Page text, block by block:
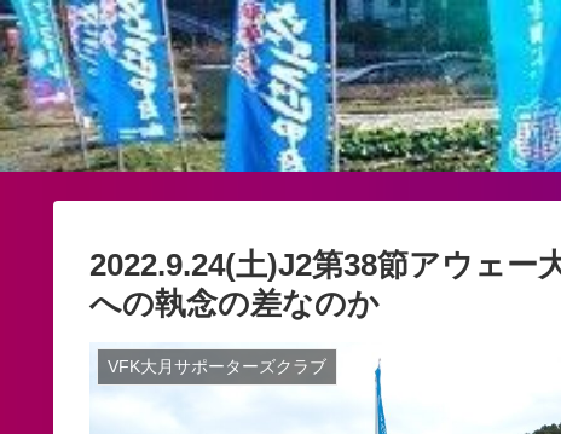
2022.9.24(土)J2第38節アウェー
への執念の差なのか
VFK大月サポーターズクラブ